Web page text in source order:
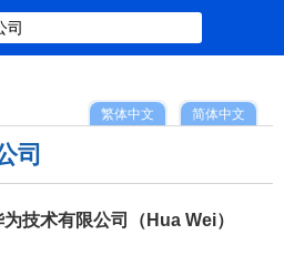
简体中文
繁体中文
司
技术有限公司（Hua Wei）